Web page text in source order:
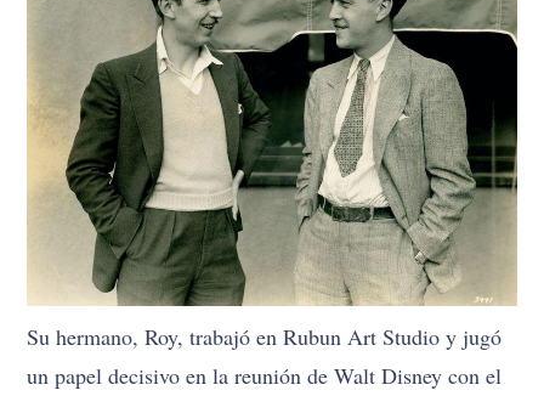
Su hermano, Roy, trabajó en Rubun Art Studio y jugó
un papel decisivo en la reunión de Walt Disney con el